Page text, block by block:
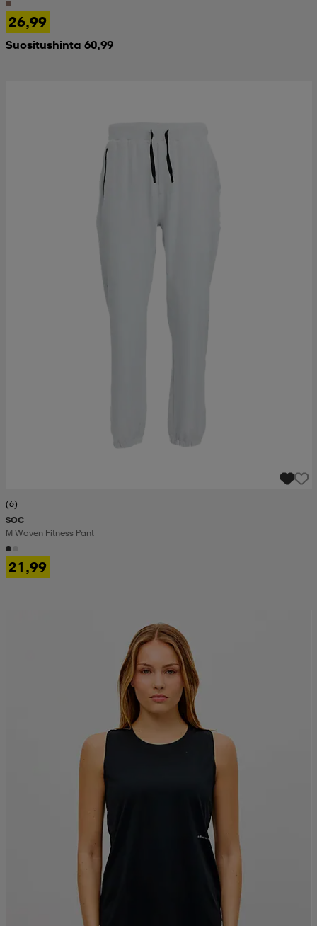
26,99
Suositushinta 60,99
(6)
SOC
M Woven Fitness Pant
21,99